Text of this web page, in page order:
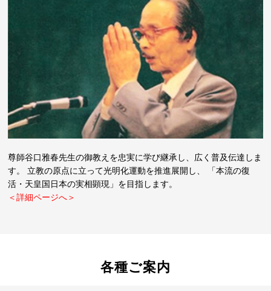
尊師谷口雅春先生の御教えを忠実に学び継承し、広く普及伝達しま
す。 立教の原点に立って光明化運動を推進展開し、 「本流の復
活・天皇国日本の実相顕現」を目指します。
＜詳細ページへ＞
各種ご案内